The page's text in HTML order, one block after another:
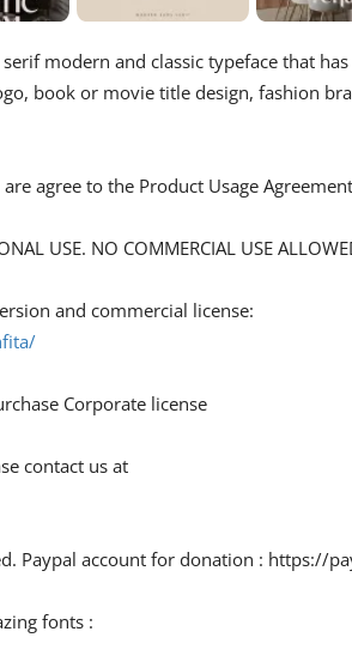
serif modern and classic typeface that
book or movie title design, fashion
agree to the Product Usage
USE. NO COMMERCIAL USE
and commercial license:
Corporate license
contact us at
Paypal account for donation : https://
fonts :